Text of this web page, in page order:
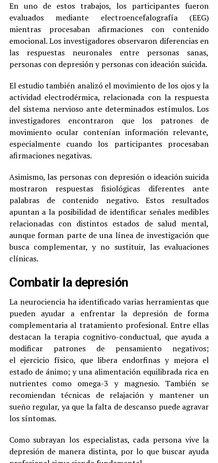
En uno de estos trabajos, los participantes fueron
evaluados mediante electroencefalografía (EEG)
mientras procesaban afirmaciones con contenido
emocional. Los investigadores observaron diferencias en
las respuestas neuronales entre personas sanas,
personas con depresión y personas con ideación suicida.
El estudio también analizó el movimiento de los ojos y la
actividad electrodérmica, relacionada con la respuesta
del sistema nervioso ante determinados estímulos. Los
investigadores encontraron que los patrones de
movimiento ocular contenían información relevante,
especialmente cuando los participantes procesaban
afirmaciones negativas.
Asimismo, las personas con depresión o ideación suicida
mostraron respuestas fisiológicas diferentes ante
palabras de contenido negativo. Estos resultados
apuntan a la posibilidad de identificar señales medibles
relacionadas con distintos estados de salud mental,
aunque forman parte de una línea de investigación que
busca complementar, y no sustituir, las evaluaciones
clínicas.
Combatir la depresión
La neurociencia ha identificado varias herramientas que
pueden ayudar a enfrentar la depresión de forma
complementaria al tratamiento profesional. Entre ellas
destacan la terapia cognitivo-conductual, que ayuda a
modificar patrones de pensamiento negativos;
el ejercicio físico, que libera endorfinas y mejora el
estado de ánimo; y una alimentación equilibrada rica en
nutrientes como omega-3 y magnesio. También se
recomiendan técnicas de relajación y mantener un
sueño regular, ya que la falta de descanso puede agravar
los síntomas.
Como subrayan los especialistas, cada persona vive la
depresión de manera distinta, por lo que buscar ayuda